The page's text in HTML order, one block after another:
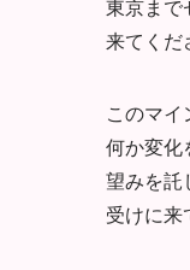
東京まで
来てくだ
このマ
何か変化
望みを託
受けに来